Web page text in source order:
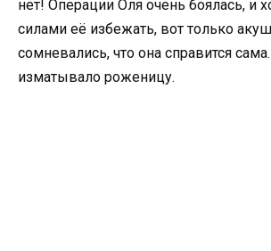
нет! Операции Оля очень боялась, и
силами её избежать, вот только
сомневались, что она справится
изматывало роженицу.